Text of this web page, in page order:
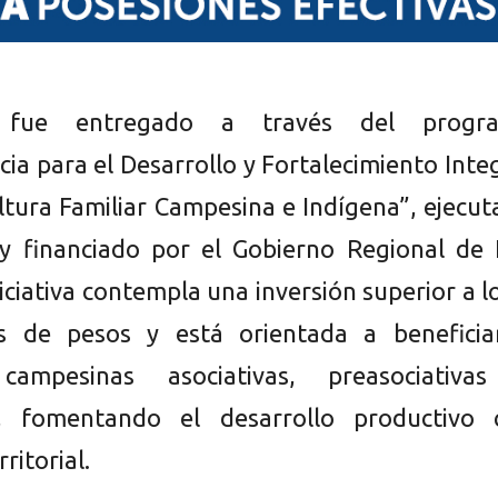
entregado a través del
para el Desarrollo y Fortalecimiento
Familiar Campesina e Indígena”,
financiado por el Gobierno Regional de
contempla una inversión superior a
de pesos y está orientada a
asociativas,
fomentando el desarrollo productivo